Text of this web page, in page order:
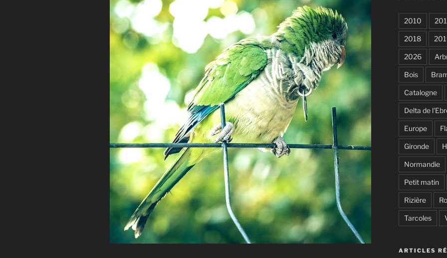
2010
2018
2026
Bois
Catalogne
Delta de
Europe
Gironde
Normandie
Petit matin
Rizière
Tarcoles
ARTICLES